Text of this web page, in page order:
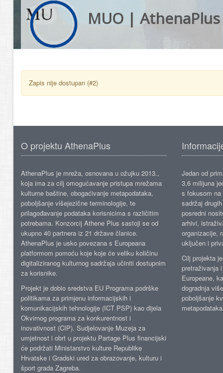
MUO | AthenaPlus
Zapis nije dostupan (#2)
O projektu AthenaPlus
AthenaPlus je mreža, osnovana u ožujku 2013.,
koja ima za cilj omogućavanje pristupa mrežama
kulturne baštine, obogaćivanje metapodataka,
poboljšanje višejezične terminologije, te
prilagođavanje podataka korisnicima s različitim
potrebama. Konzorcij Athene Plus sastoji se od
ukupno 40 partnera iz 21 države članice.
AthenaPlus je usko povezana s Europeana
platformom pomoću koje koje će veliku količinu
digitaliziranog kulturnog sadržaja učiniti dostupnim
za korisnike.
Projekt je dobio sredstva EU Programa podrške
politikama za primjenu informacijskih i
komunikacijskih tehnologije (ICT PSP) kao dijela
Okvirnog programa za konkurentnost i
inovativnost (CIP). Sudjelovanje Muzeja za
umjetnost i obrt u projektu Partage Plus financijski
će podržati Ministarstvo kulture Republike
Hrvatske i Gradski ured za obrazovanje, kulturu i
šport grada Zagreba.
Jedan od
3,6 milijuna
s fokusom
sadržaj
posredni
arhivi,
organizacije,
uključen i
Cilj projekta
pretraživanja
Europeane,
dogradnja
poboljšanje